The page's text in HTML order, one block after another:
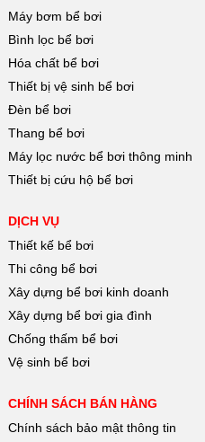
Máy bơm bể bơi
Bình lọc bể bơi
Hóa chất bể bơi
Thiết bị vệ sinh bể bơi
Đèn bể bơi
Thang bể bơi
Máy lọc nước bể bơi thông minh
Thiết bị cứu hộ bể bơi
DỊCH VỤ
Thiết kế bể bơi
Thi công bể bơi
Xây dựng bể bơi kinh doanh
Xây dựng bể bơi gia đình
Chống thấm bể bơi
Vệ sinh bể bơi
CHÍNH SÁCH BÁN HÀNG
Chính sách bảo mật thông tin